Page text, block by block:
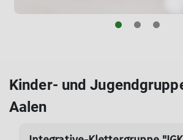
29.05.2026
Wir suchen zum nächstmöglichen
Kinder- und
Aalen